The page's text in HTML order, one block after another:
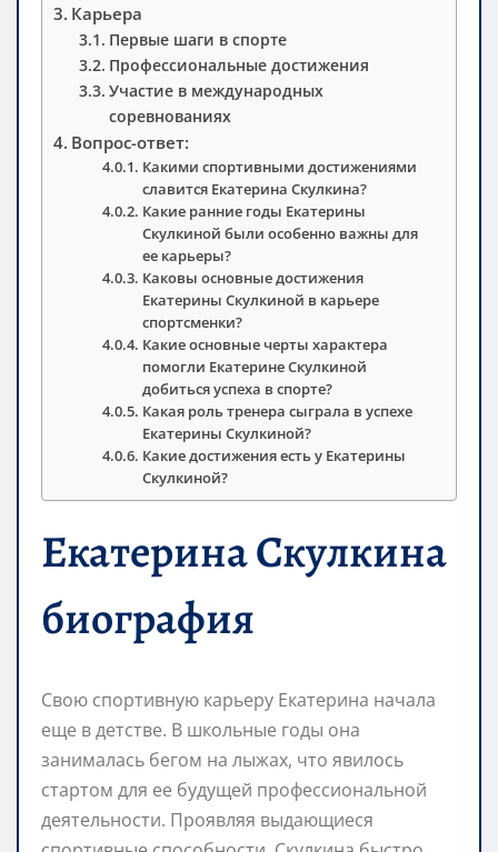
Карьера
Первые шаги в спорте
Профессиональные достижения
Участие в международных
соревнованиях
Вопрос-ответ:
Какими спортивными достижениями
славится Екатерина Скулкина?
Какие ранние годы Екатерины
Скулкиной были особенно важны для
ее карьеры?
Каковы основные достижения
Екатерины Скулкиной в карьере
спортсменки?
Какие основные черты характера
помогли Екатерине Скулкиной
добиться успеха в спорте?
Какая роль тренера сыграла в успехе
Екатерины Скулкиной?
Какие достижения есть у Екатерины
Скулкиной?
Екатерина Скулкина
биография
Свою спортивную карьеру Екатерина начала
еще в детстве. В школьные годы она
занималась бегом на лыжах, что явилось
стартом для ее будущей профессиональной
деятельности. Проявляя выдающиеся